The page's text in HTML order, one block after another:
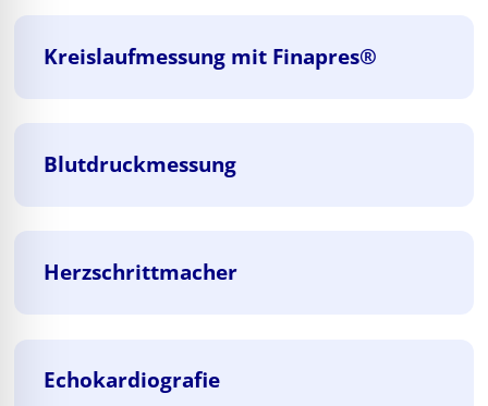
Kreislaufmessung mit Finapres®
Blutdruckmessung
Herzschrittmacher
Echokardiografie